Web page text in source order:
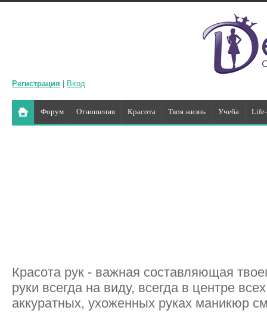
Регистрация Вход
Форум Отношения Красота Твоя жизнь Учеба
Красота рук - важная составляющая
руки всегда на виду, всегда в центре
аккуратных, ухоженных руках маникюр